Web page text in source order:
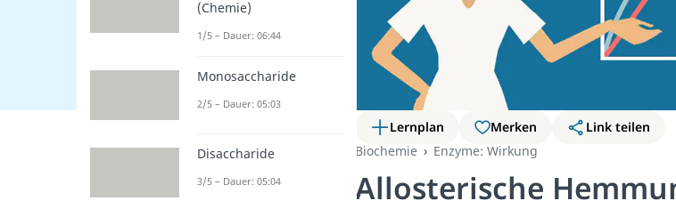
Lernplan Merken
Link teilen
Biochemie
Enzyme: Wirkung
Allosterische
(Chemie)
1/5 – Dauer: 06:44
Monosaccharide
2/5 – Dauer: 05:03
Disaccharide
3/5 – Dauer: 05:04